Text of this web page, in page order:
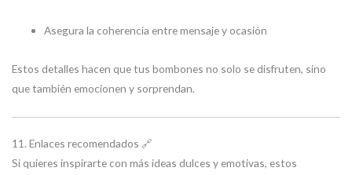
Asegura la coherencia entre mensaje y ocasión
Estos detalles hacen que tus bombones no solo se disfruten, sino
que también emocionen y sorprendan.
11. Enlaces recomendados 🔗
Si quieres inspirarte con más ideas dulces y emotivas, estos